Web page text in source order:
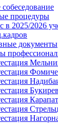
процедуры
в 2025/2026
документы